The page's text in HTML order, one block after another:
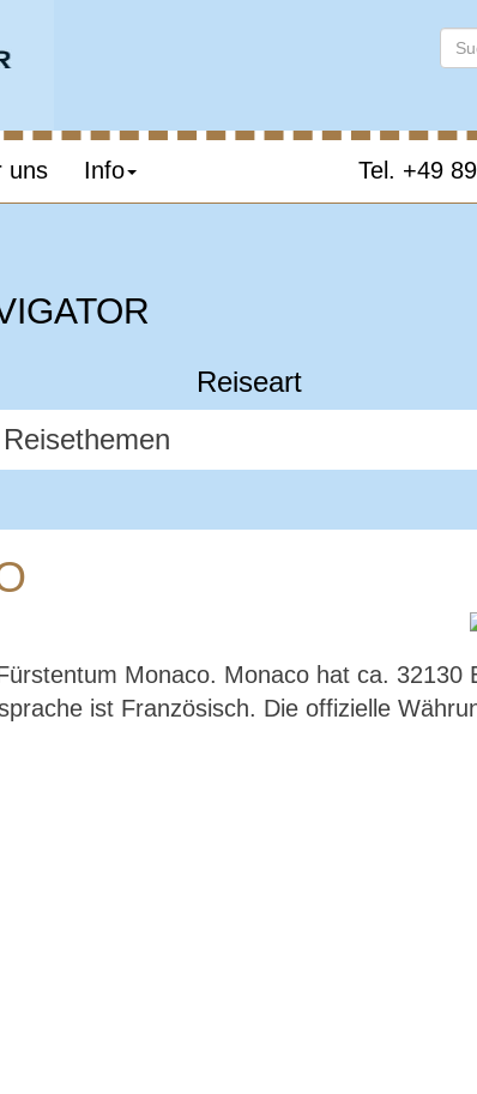
uns Info Tel. +49
Reiseart
Monaco. Monaco hat ca. 32130
ist Französisch. Die offizielle